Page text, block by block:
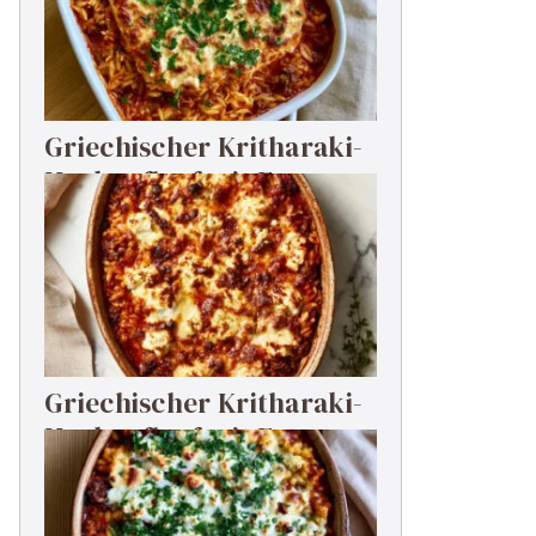
Griechischer Kritharaki-
Hackauflauf mit Feta
Griechischer Kritharaki-
Hackauflauf mit Feta